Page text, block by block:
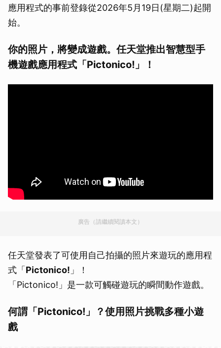
應用程式的事前登錄從2026年5月19日(星期二)起開
始。
你的照片，將變成遊戲。任天堂推出智慧型手
機遊戲應用程式「Pictonico!」！
廣告（請繼續閱讀本文）
任天堂發表了可使用自己拍攝的照片來遊玩的應用程
式「 Pictonico! 」！
「Pictonico!」是一款可觸碰遊玩的瞬間動作遊戲。
何謂「Pictonico!」？使用照片挑戰多種小遊
戲